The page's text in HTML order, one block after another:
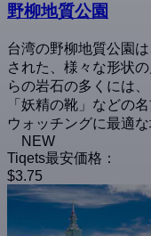
野柳地質公園
台湾の野柳地質公園
された、様々な形状
らの岩石の多くには
「妖精の靴」などの
ウォッチングに最適
NEW
Tiqets最安価格：
$3.75